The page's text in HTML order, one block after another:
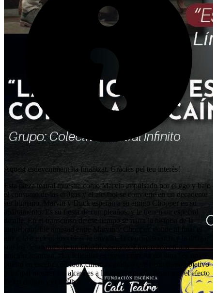
Aquest esdeveniment ha finalitzat. Gràcies pel teu interès!
Esta pieza teatral muestra como Marvin impulsado por el ego y bajo
el consumo de las dr0gas y el alc0hol se convierte en un decadente
ser humano. Marvin y Duck esperan a su amigo Chopper en su
apartamento. Es su fiesta de cumpleaños, y le tienen un especial
detalle. En el transcurso de ese tiempo se narra la historia de la
son los detonantes de un final inesperado. Enmarcada en una
puesta en escena con look cinematográfico que tiene como objetivo
principal mostrar los alcances a los que se puede llegar por el efecto
de las dr0gas y el alc0hol.